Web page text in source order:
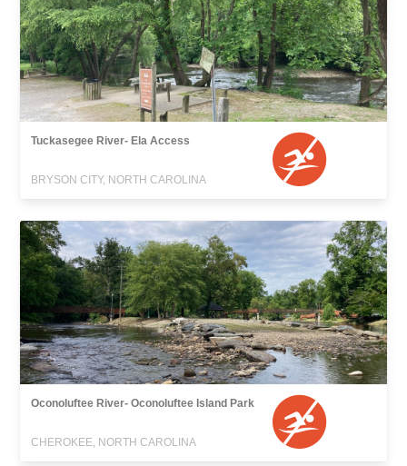
Tuckasegee River- Ela Access
BRYSON CITY, NORTH CAROLINA
Oconoluftee River- Oconoluftee Island Park
CHEROKEE, NORTH CAROLINA